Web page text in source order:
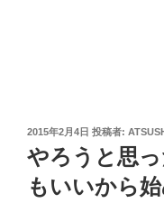
投
稿
日:
2015年2月4日 投稿者:
やろうと思
もいいから